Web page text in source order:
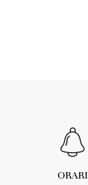
ORARI